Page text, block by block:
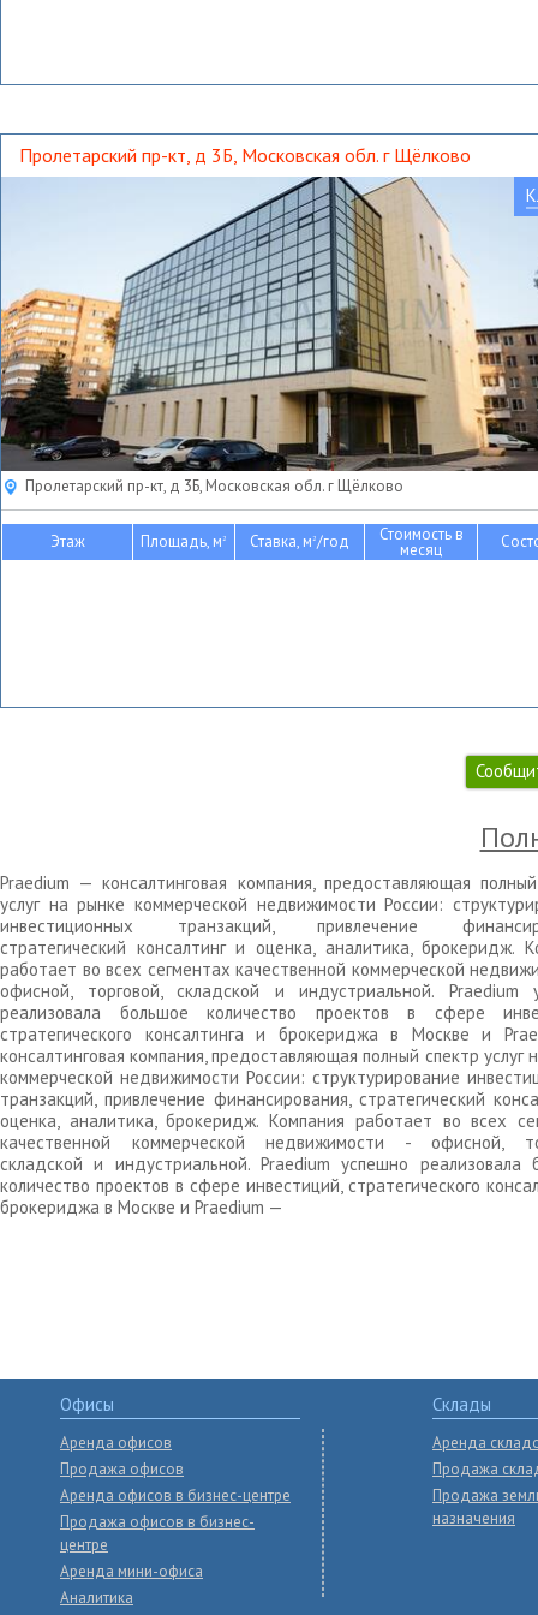
Пролетарский пр-кт, д 3Б, Московская обл. г Щёлково
Пролетарский пр-кт, д 3Б, Московская обл. г Щёлково
Этаж Площадь, м2 Ставка, м2/год Стоимость в
месяц
Praedium — консалтинговая компания, предоставляющая
услуг на рынке коммерческой недвижимости России:
инвестиционных транзакций, привлечение
стратегический консалтинг и оценка, аналитика, брокеридж.
работает во всех сегментах качественной коммерческой
офисной, торговой, складской и индустриальной. Praedium
реализовала большое количество проектов в сфере
стратегического консалтинга и брокериджа в Москве и
консалтинговая компания, предоставляющая полный спектр услуг
коммерческой недвижимости России: структурирование
транзакций, привлечение финансирования, стратегический
оценка, аналитика, брокеридж. Компания работает во всех
качественной коммерческой недвижимости - офисной,
складской и индустриальной. Praedium успешно реализовала
количество проектов в сфере инвестиций, стратегического
брокериджа в Москве и Praedium —
Офисы
Аренда офисов
Продажа офисов
Аренда офисов в бизнес-центре
Продажа офисов в бизнес-
центре
Аренда мини-офиса
Аналитика
Склады
Аренда
Продажа
Продажа
назначения